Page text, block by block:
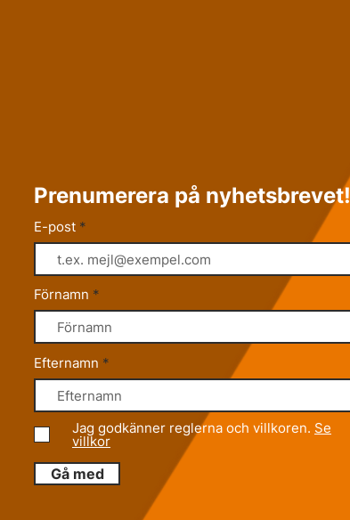
Prenumerera på nyhetsbrevet!
E-post
Förnamn
Efternamn
Jag godkänner reglerna och villkoren. Se
villkor
Gå med